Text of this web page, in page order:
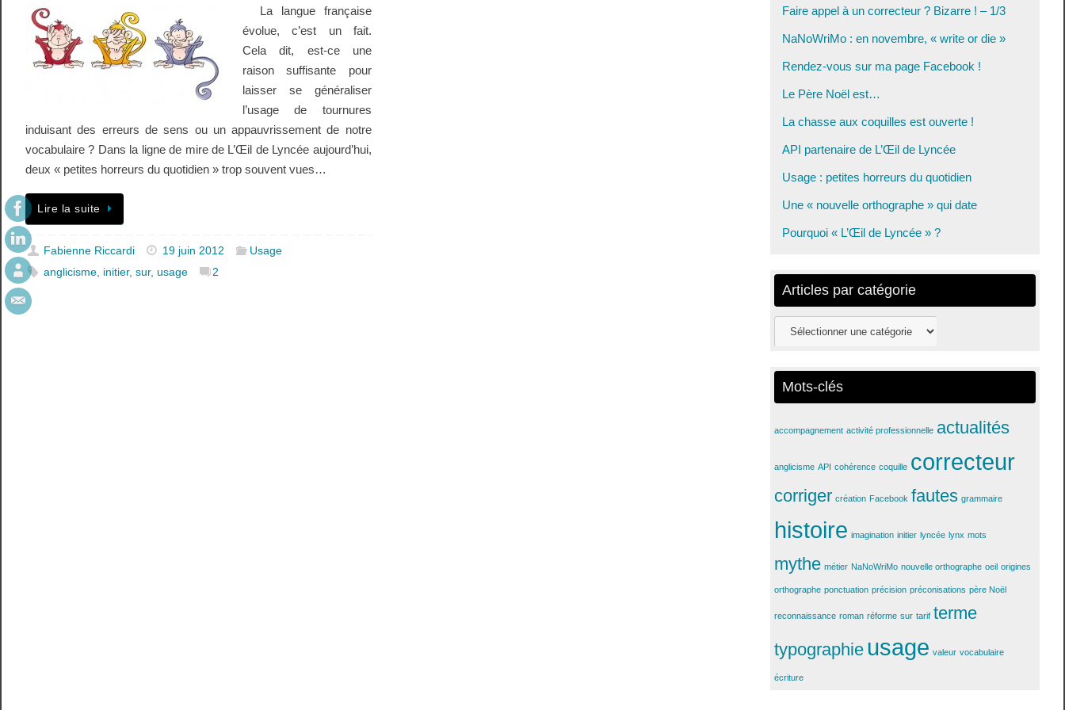
La langue française
évolue, c’est un fait.
Cela dit, est-ce une
raison suffisante pour
laisser se généraliser
l’usage de tournures
induisant des erreurs de sens ou un appauvrissement de notre
vocabulaire ? Dans la ligne de mire de L’Œil de Lyncée aujourd’hui,
deux « petites horreurs du quotidien » trop souvent vues…
Lire la suite
Fabienne Riccardi 19 juin 2012
Usage
anglicisme initier,sur,usage 2
Faire appel à un correcteur ? Bizarre ! – 1/3
NaNoWriMo : en novembre, « write or die »
Rendez-vous sur ma page Facebook !
Le Père Noël est…
La chasse aux coquilles est ouverte !
API partenaire de L’Œil de Lyncée
Usage : petites horreurs du quotidien
Une « nouvelle orthographe » qui date
Pourquoi « L’Œil de Lyncée » ?
Articles par catégorie
Articles
par
Mots-clés
accompagnement activité professionnelle actualités
anglicisme API cohérence coquille correcteur
corriger création Facebook fautes grammaire
histoire imagination initier lyncée lynx mots
mythe métier NaNoWriMo nouvelle orthographe oeil origines
orthographe ponctuation précision préconisations père Noël
reconnaissance roman réforme sur tarif terme
typographie usage valeur vocabulaire
écriture